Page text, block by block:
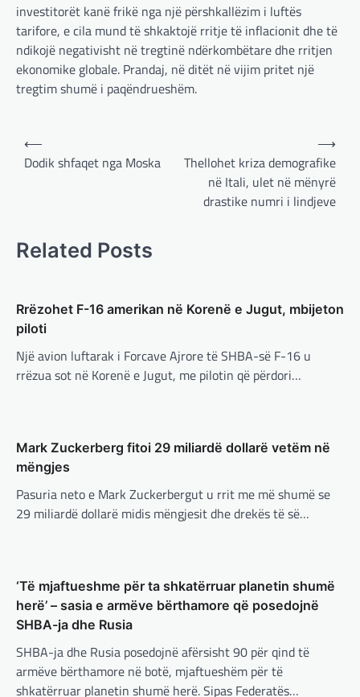
investitorët kanë frikë nga një përshkallëzim i luftës
tarifore, e cila mund të shkaktojë rritje të inflacionit dhe të
ndikojë negativisht në tregtinë ndërkombëtare dhe rritjen
ekonomike globale. Prandaj, në ditët në vijim pritet një
tregtim shumë i paqëndrueshëm.
Post
navigation
⟵
Dodik shfaqet nga Moska
Thellohet kriza demografike
në Itali, ulet në mënyrë
drastike numri i lindjeve
⟶
Related Posts
Rrëzohet F-16 amerikan në Korenë e Jugut, mbijeton
piloti
Një avion luftarak i Forcave Ajrore të SHBA-së F-16 u
rrëzua sot në Korenë e Jugut, me pilotin që përdori…
Mark Zuckerberg fitoi 29 miliardë dollarë vetëm në
mëngjes
Pasuria neto e Mark Zuckerbergut u rrit me më shumë se
29 miliardë dollarë midis mëngjesit dhe drekës të së…
‘Të mjaftueshme për ta shkatërruar planetin shumë
herë’ – sasia e armëve bërthamore që posedojnë
SHBA-ja dhe Rusia
SHBA-ja dhe Rusia posedojnë afërsisht 90 për qind të
armëve bërthamore në botë, mjaftueshëm për të
shkatërruar planetin shumë herë. Sipas Federatës…
TOP
Trump ndërpreu ndihmën
ushtarake, kryeministri i
Ukrainës: Të vendosur për
vazhdimin e bashkëpunimit me
Kryeministri i Ukrainës thotë se vendi i tij
është absolutisht i vendosur të vazhdojë
bashkëpunimin e saj me Shtetet e…
Erdogan: Izraeli nuk do të gjejë
adminadmin March 4, 2025
deklaruar se siguria e Evropës pa Turqinë
është e paimagjinueshme. “Turqia e
konsideron procesin…
Konkurrenti francez i Starlink pa
vlerë pasi Trump ndaloi ndihmën
për Ukrainën
të fundit mes shqetësimeve se qasja…
BOTA
Gjermani, ekspertët sugjerojnë
400 miliardë euro për mbrojtje
BOTA,FUN,KULTURË ,LAJME,MË TË FUNDIT
OPINIONE
për t’u lavdëruar
adminadmin March 5, 2025
Suksesi i aplikacionit DeepSeek është një
inteligjencës artificiale (AI). Përparimi i
aplikacionit kinez…